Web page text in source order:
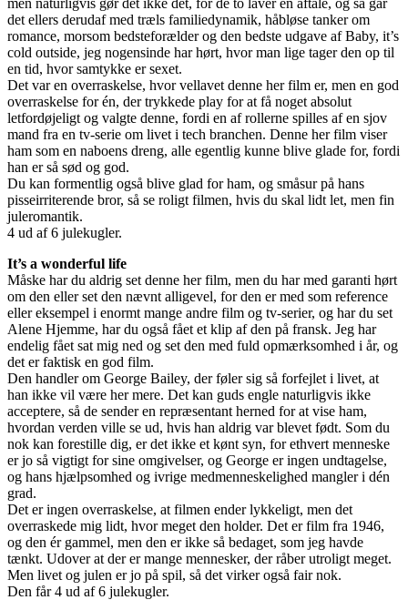
det ellers derudaf med træls familiedynamik, håbløse tanker om
romance, morsom bedsteforælder og den bedste udgave af Baby, it’s
cold outside, jeg nogensinde har hørt, hvor man lige tager den op til
en tid, hvor samtykke er sexet.
Det var en overraskelse, hvor vellavet denne her film er, men en god
overraskelse for én, der trykkede play for at få noget absolut
letfordøjeligt og valgte denne, fordi en af rollerne spilles af en sjov
mand fra en tv-serie om livet i tech branchen. Denne her film viser
ham som en naboens dreng, alle egentlig kunne blive glade for, fordi
han er så sød og god.
Du kan formentlig også blive glad for ham, og småsur på hans
pisseirriterende bror, så se roligt filmen, hvis du skal lidt let, men fin
juleromantik.
4 ud af 6 julekugler.
It’s a wonderful life
Måske har du aldrig set denne her film, men du har med garanti hørt
om den eller set den nævnt alligevel, for den er med som reference
eller eksempel i enormt mange andre film og tv-serier, og har du set
Alene Hjemme, har du også fået et klip af den på fransk. Jeg har
endelig fået sat mig ned og set den med fuld opmærksomhed i år, og
det er faktisk en god film.
Den handler om George Bailey, der føler sig så forfejlet i livet, at
han ikke vil være her mere. Det kan guds engle naturligvis ikke
acceptere, så de sender en repræsentant herned for at vise ham,
hvordan verden ville se ud, hvis han aldrig var blevet født. Som du
nok kan forestille dig, er det ikke et kønt syn, for ethvert menneske
er jo så vigtigt for sine omgivelser, og George er ingen undtagelse,
og hans hjælpsomhed og ivrige medmenneskelighed mangler i dén
grad.
Det er ingen overraskelse, at filmen ender lykkeligt, men det
overraskede mig lidt, hvor meget den holder. Det er film fra 1946,
og den ér gammel, men den er ikke så bedaget, som jeg havde
tænkt. Udover at der er mange mennesker, der råber utroligt meget.
Men livet og julen er jo på spil, så det virker også fair nok.
Den får 4 ud af 6 julekugler.